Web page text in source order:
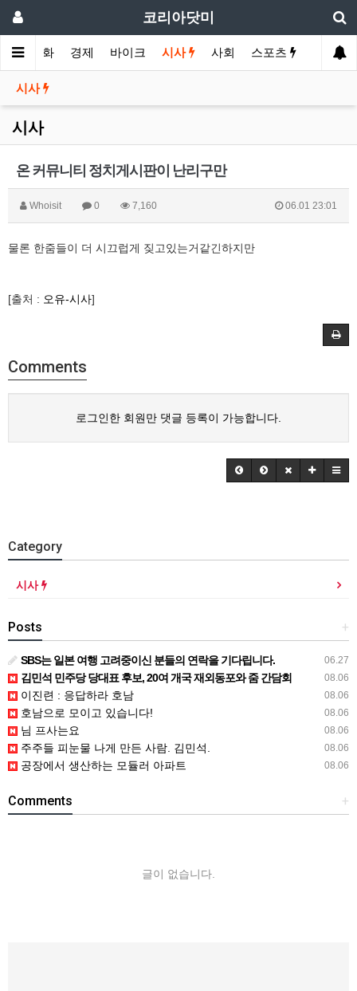
코리아닷미
인 영화 경제 바이크 시사 사회 스포츠 여행
시사
시사
온 커뮤니티 정치게시판이 난리구만
Whoisit 0 7,160 06.01 23:01
물론 한줌들이 더 시끄럽게 짖고있는거같긴하지만
[출처 : 오유-시사]
Comments
로그인한 회원만 댓글 등록이 가능합니다.
Category
시사
+
Posts
06.27
SBS는 일본 여행 고려중이신 분들의 연락을 기다립니다.
08.06
김민석 민주당 당대표 후보, 20여 개국 재외동포와 줌 간담회
08.06
이진련 : 응답하라 호남
08.06
호남으로 모이고 있습니다!
08.06
님 프사는요
08.06
주주들 피눈물 나게 만든 사람. 김민석.
08.06
공장에서 생산하는 모듈러 아파트
+
Comments
글이 없습니다.